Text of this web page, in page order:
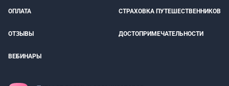
ОПЛАТА СТРАХОВКА ПУТЕШЕСТВЕННИКОВ
ОТЗЫВЫ ДОСТОПРИМЕЧАТЕЛЬНОСТИ
ВЕБИНАРЫ